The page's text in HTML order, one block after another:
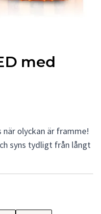
med
när olyckan är framme!
syns tydligt från långt